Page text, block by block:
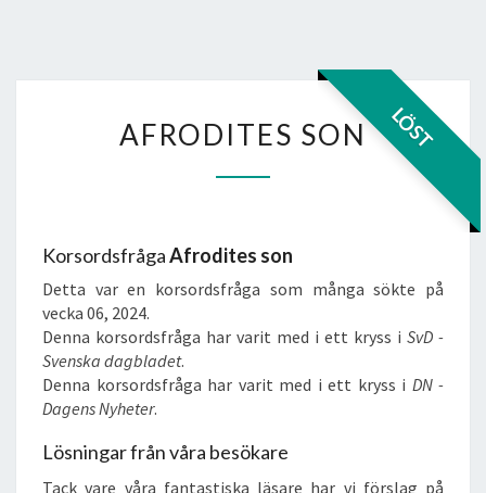
LÖST
SON
AFRODITES SON
KorsordsfrågaAfrodites son
Detta var en korsordsfråga som många sökte på
vecka 06, 2024.
Denna korsordsfråga har varit med i ett kryss i SvD -
Svenska dagbladet.
Denna korsordsfråga har varit med i ett kryss i DN -
Dagens Nyheter.
Lösningar från våra besökare
Tack vare våra fantastiska läsare har vi förslag på